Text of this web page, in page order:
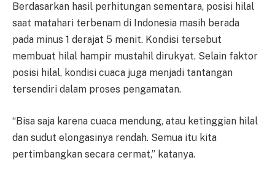
Berdasarkan hasil perhitungan sementara, posisi hilal
saat matahari terbenam di Indonesia masih berada
pada minus 1 derajat 5 menit. Kondisi tersebut
membuat hilal hampir mustahil dirukyat. Selain faktor
posisi hilal, kondisi cuaca juga menjadi tantangan
tersendiri dalam proses pengamatan.
“Bisa saja karena cuaca mendung, atau ketinggian hilal
dan sudut elongasinya rendah. Semua itu kita
pertimbangkan secara cermat,” katanya.